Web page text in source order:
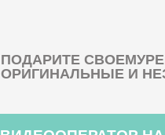
ПОДАРИТЕ
ОРИГИНАЛЬНЫЕ И